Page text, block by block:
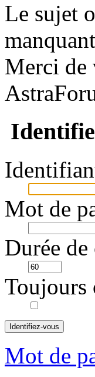
Le sujet
Merci de
Mot de
Durée
Toujours
Mot de